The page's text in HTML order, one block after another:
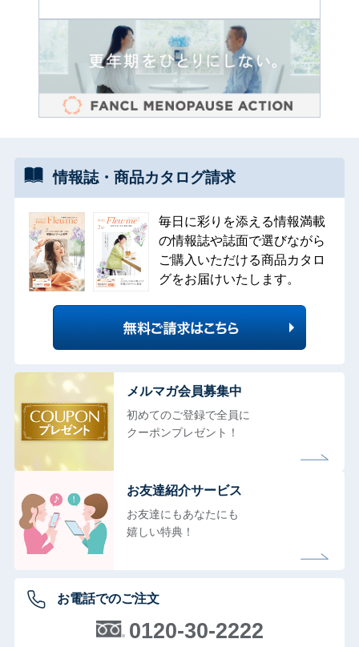
情報誌・ 商品カタログ請求
毎日に彩りを添える情報満載
の情報誌や誌面で選びながら
ご購入いただける商品カタロ
グをお届けいたします。
メルマガ会員募集中
初めてのご登録で全員に
クーポンプレゼント！
お友達紹介サービス
お友達にもあなたにも
嬉しい特典！
お電話でのご注文
0120-30-2222